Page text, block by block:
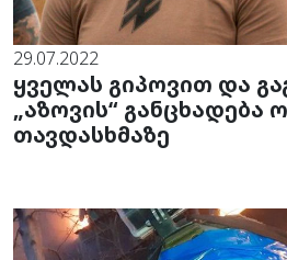
29.07.2022
ყველას გიპოვით და
„აზოვის“ განცხადება
თავდასხმაზე